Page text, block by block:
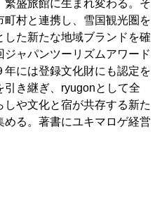
盛旅館に生まれ変わる。そ
村と連携し、雪国観光圏を
た新たな地域ブランドを確
ャパンツーリズムアワード
には登録文化財にも認定を
き継ぎ、ryugonとして全
や文化と宿が共存する新た
る。著書にユキマロゲ経営